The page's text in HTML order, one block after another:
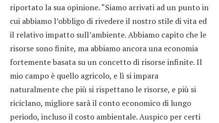
riportato la sua opinione. “Siamo arrivati ad un punto in
cui abbiamo l’obbligo di rivedere il nostro stile di vita ed
il relativo impatto sull’ambiente. Abbiamo capito che le
risorse sono finite, ma abbiamo ancora una economia
fortemente basata su un concetto di risorse infinite. Il
mio campo è quello agricolo, e lì si impara
naturalmente che più si rispettano le risorse, e più si
riciclano, migliore sarà il conto economico di lungo
periodo, incluso il costo ambientale. Auspico per certi